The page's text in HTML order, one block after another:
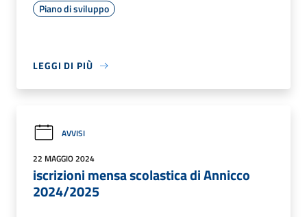
Piano di sviluppo
LEGGI DI PIÙ
AVVISI
22 MAGGIO 2024
iscrizioni mensa scolastica di Annicco
2024/2025